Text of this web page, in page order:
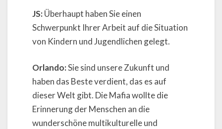
JS:Überhaupt haben Sie einen
Schwerpunkt Ihrer Arbeit auf die Situation
von Kindern und Jugendlichen gelegt.
Orlando:Sie sind unsere Zukunft und
haben das Beste verdient, das es auf
dieser Welt gibt. Die Mafia wollte die
Erinnerung der Menschen an die
wunderschöne multikulturelle und